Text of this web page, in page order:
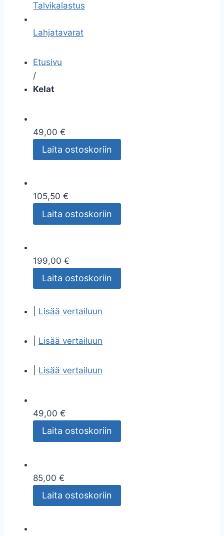
Talvikalastus
Lahjatavarat
Etusivu
/
Kelat
49,00 €
Laita ostoskoriin
105,50 €
Laita ostoskoriin
199,00 €
Laita ostoskoriin
Lisää vertailuun
Lisää vertailuun
Lisää vertailuun
49,00 €
Laita ostoskoriin
85,00 €
Laita ostoskoriin